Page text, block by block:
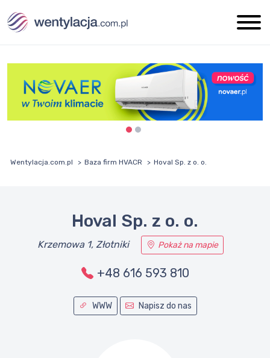
Wentylacja.com.pl Baza firm HVACR Hoval Sp. z o. o.
Hoval Sp. z o. o.
Krzemowa 1, Złotniki Pokaż na mapie
+48 616 593 810
WWW Napisz do nas